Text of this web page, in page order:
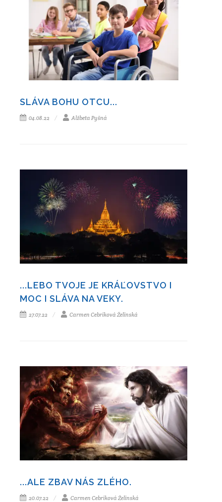
SLÁVA BOHU OTCU...
04.08.22 Alžbeta Pyšná
...LEBO TVOJE JE KRÁĽOVSTVO I
MOC I SLÁVA NA VEKY.
27.07.22 Carmen Cebriková Želinská
...ALE ZBAV NÁS ZLÉHO.
20.07.22 Carmen Cebriková Želinská